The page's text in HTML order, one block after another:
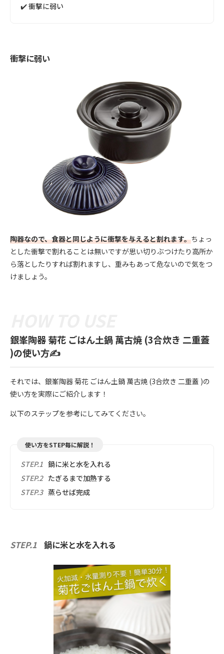
✔️ 衝撃に弱い
衝撃に弱い
陶器なので、食器と同じように衝撃を与えると割れます。ちょっ
とした衝撃で割れることは無いですが思い切りぶつけたり高所か
ら落としたりすれば割れますし、重みもあって危ないので気をつ
けましょう。
銀峯陶器 菊花 ごはん土鍋 萬古焼 (3合炊き 二重蓋
)の使い方✍️
それでは、銀峯陶器 菊花 ごはん土鍋 萬古焼 (3合炊き 二重蓋 )の
使い方を実際にご紹介します！
以下のステップを参考にしてみてください。
使い方をSTEP毎に解説！
STEP.1 鍋に米と水を入れる
STEP.2 たぎるまで加熱する
STEP.3 蒸らせば完成
STEP.1 鍋に米と水を入れる